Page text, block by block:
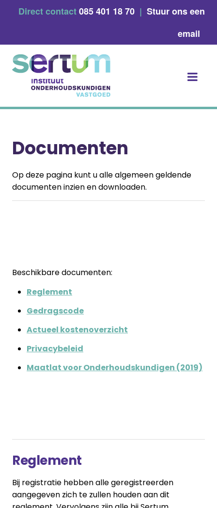
Direct contact085 401 18 70 | Stuur ons een
email
Documenten
Opdeze pagina kunt u alle algemeen geldende
documenten inzien en downloaden.
Beschikbare documenten:
Reglement
Gedragscode
Actueel kostenoverzicht
Privacybeleid
Maatlat voor Onderhoudskundigen (2019)
Reglement
Bij registratie hebben alle geregistreerden
aangegeven zich te zullen houden aan dit